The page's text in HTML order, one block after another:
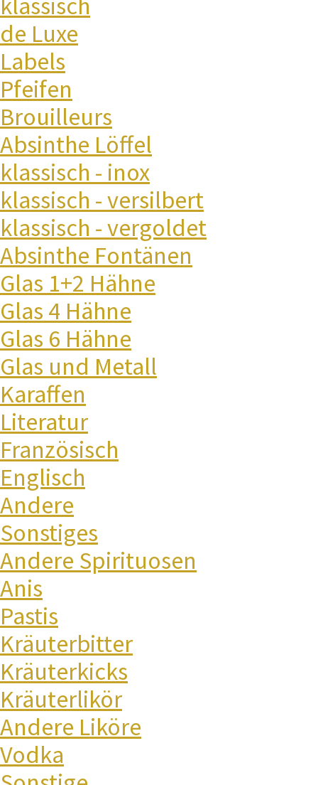
de Luxe
Labels
Pfeifen
Brouilleurs
Absinthe Löffel
klassisch - inox
klassisch - versilbert
klassisch - vergoldet
Absinthe Fontänen
Glas 1+2 Hähne
Glas 4 Hähne
Glas 6 Hähne
Glas und Metall
Karaffen
Literatur
Französisch
Englisch
Andere
Sonstiges
Andere Spirituosen
Anis
Pastis
Kräuterbitter
Kräuterkicks
Kräuterlikör
Andere Liköre
Vodka